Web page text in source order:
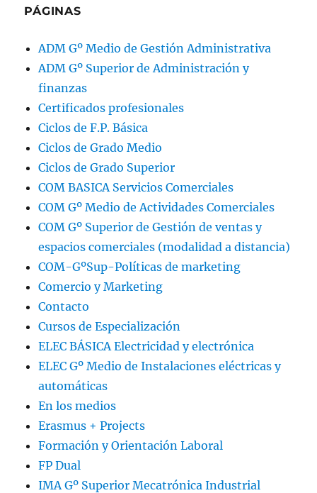
PÁGINAS
ADM Gº Medio de Gestión Administrativa
ADM Gº Superior de Administración y
finanzas
Certificados profesionales
Ciclos de F.P. Básica
Ciclos de Grado Medio
Ciclos de Grado Superior
COM BASICA Servicios Comerciales
COM Gº Medio de Actividades Comerciales
COM Gº Superior de Gestión de ventas y
espacios comerciales (modalidad a distancia)
COM-GºSup-Políticas de marketing
Comercio y Marketing
Contacto
Cursos de Especialización
ELEC BÁSICA Electricidad y electrónica
ELEC Gº Medio de Instalaciones eléctricas y
automáticas
En los medios
Erasmus + Projects
Formación y Orientación Laboral
FP Dual
IMA Gº Superior Mecatrónica Industrial